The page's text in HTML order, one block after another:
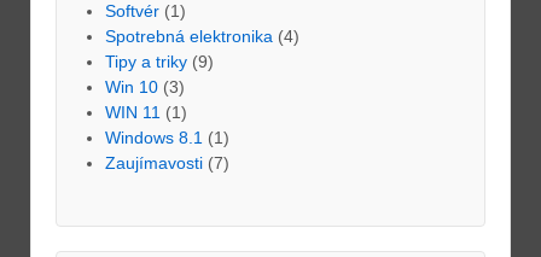
Softvér (1)
Spotrebná elektronika (4)
Tipy a triky (9)
Win 10 (3)
WIN 11 (1)
Windows 8.1 (1)
Zaujímavosti (7)